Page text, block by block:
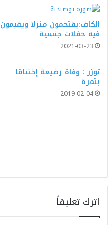
الكاف:يقتحمون منزلا ويقيمون
فيه حفلات جنسية
2021-03-23
توزر : وفاة رضيعة إختناقا
بتمرة
2019-02-04
اترك تعليقاً